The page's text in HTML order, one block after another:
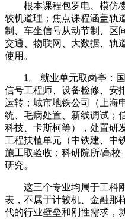
根本课程包罗电、模仿/
较机道理；焦点课程涵盖轨
制、车坐信号从动节制、区
交通、物联网、大数据、轨
使用。
1。 就业单元取岗亭：国
信号工程师、设备检修、安
运转；城市地铁公司（上海
统、毛病处置、新线调试；
科技、卡斯柯等），处置研
工程扶植单元（中铁建、中
施工取验收；科研院所/高
研究。
这三个专业均属于工科刚
表，不属于计较机、金融那
代的行业壁垒和刚性需求，